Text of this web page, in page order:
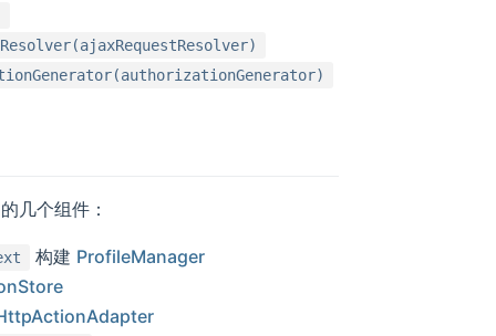
几个组件：
构建 ProfileManager